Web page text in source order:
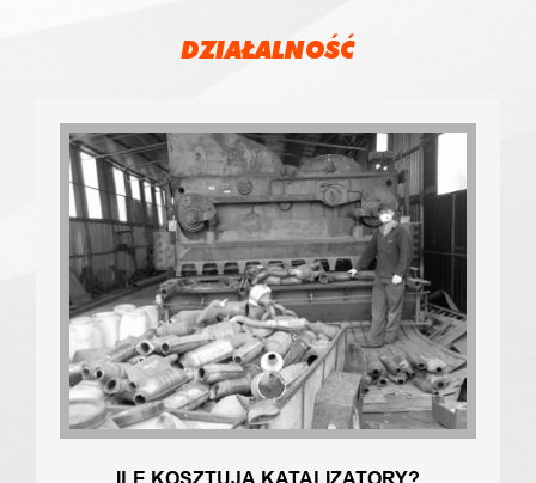
DZIAŁALNOŚĆ